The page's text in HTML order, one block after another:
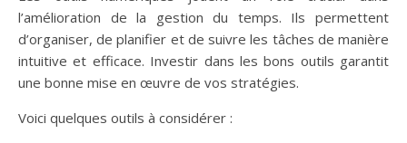
l’amélioration de la gestion du temps. Ils permettent
d’organiser, de planifier et de suivre les tâches de manière
intuitive et efficace. Investir dans les bons outils garantit
une bonne mise en œuvre de vos stratégies.
Voici quelques outils à considérer :